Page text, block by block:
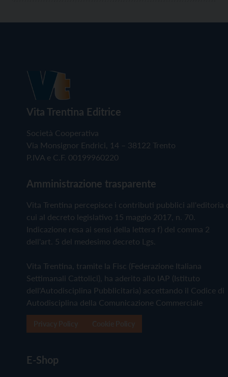
Vita Trentina Editrice
Società Cooperativa
Via Monsignor Endrici, 14 – 38122 Trento
P.IVA e C.F. 00199960220
Amministrazione trasparente
Vita Trentina percepisce i contributi pubblici all'editoria
cui al decreto legislativo 15 maggio 2017, n. 70.
Indicazione resa ai sensi della lettera f) del comma 2
dell'art. 5 del medesimo decreto Lgs.
Vita Trentina, tramite la Fisc (Federazione Italiana
Settimanali Cattolici), ha aderito allo IAP (Istituto
dell'Autodisciplina Pubblicitaria) accettando il Codice di
Autodisciplina della Comunicazione Commerciale
E-Shop